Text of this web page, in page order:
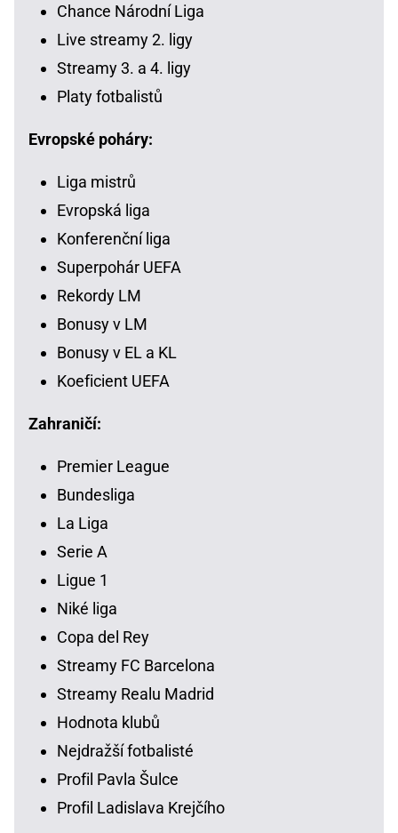
Chance Národní Liga
Live streamy 2. ligy
Streamy 3. a 4. ligy
Platy fotbalistů
Evropské poháry:
Liga mistrů
Evropská liga
Konferenční liga
Superpohár UEFA
Rekordy LM
Bonusy v LM
Bonusy v EL a KL
Koeficient UEFA
Zahraničí:
Premier League
Bundesliga
La Liga
Serie A
Ligue 1
Niké liga
Copa del Rey
Streamy FC Barcelona
Streamy Realu Madrid
Hodnota klubů
Nejdražší fotbalisté
Profil Pavla Šulce
Profil Ladislava Krejčího